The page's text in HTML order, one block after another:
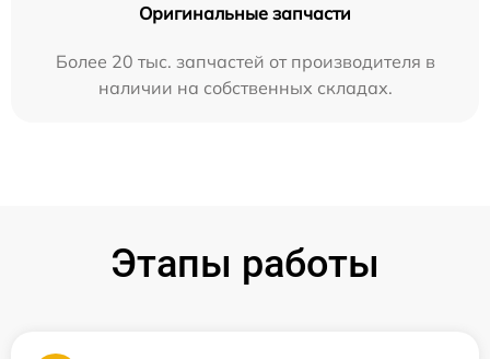
Оригинальные запчасти
Более 20 тыс. запчастей от производителя в
наличии на собственных складах.
Этапы работы